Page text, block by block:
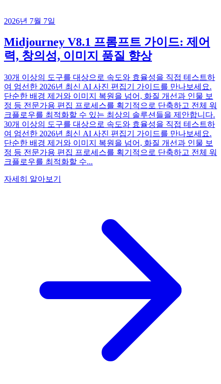
2026년 7월 7일
Midjourney V8.1 프롬프트 가이드: 제어
력, 창의성, 이미지 품질 향상
30개 이상의 도구를 대상으로 속도와 효율성을 직접 테스트하
여 엄선한 2026년 최신 AI 사진 편집기 가이드를 만나보세요.
단순한 배경 제거와 이미지 복원을 넘어, 화질 개선과 인물 보
정 등 전문가용 편집 프로세스를 획기적으로 단축하고 전체 워
크플로우를 최적화할 수 있는 최상의 솔루션들을 제안합니다.
30개 이상의 도구를 대상으로 속도와 효율성을 직접 테스트하
여 엄선한 2026년 최신 AI 사진 편집기 가이드를 만나보세요.
단순한 배경 제거와 이미지 복원을 넘어, 화질 개선과 인물 보
정 등 전문가용 편집 프로세스를 획기적으로 단축하고 전체 워
크플로우를 최적화할 수...
자세히 알아보기